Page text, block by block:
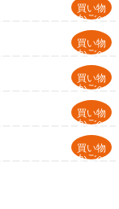
買い物
かごへ
買い物
かごへ
買い物
かごへ
買い物
かごへ
買い物
かごへ